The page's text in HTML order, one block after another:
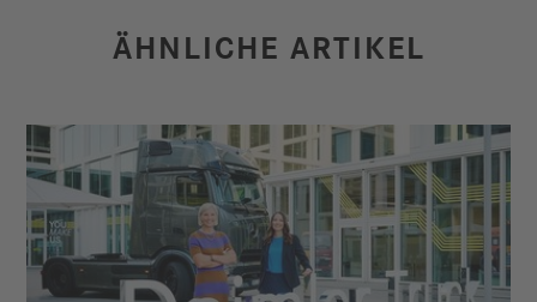
ÄHNLICHE ARTIKEL